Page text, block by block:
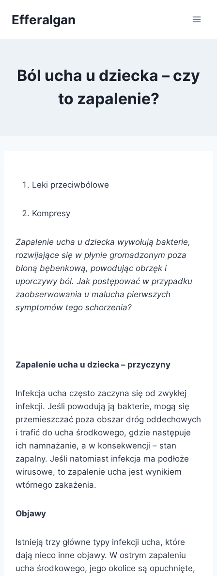
Efferalgan
Ból ucha u dziecka – czy
to zapalenie?
Leki przeciwbólowe
Kompresy
Zapalenie ucha u dziecka wywołują bakterie,
rozwijające się w płynie gromadzonym poza
błoną bębenkową, powodując obrzęk i
uporczywy ból. Jak postępować w przypadku
zaobserwowania u malucha pierwszych
symptomów tego schorzenia?
Zapalenie ucha u dziecka – przyczyny
Infekcja ucha często zaczyna się od zwykłej
infekcji. Jeśli powodują ją bakterie, mogą się
przemieszczać poza obszar dróg oddechowych
i trafić do ucha środkowego, gdzie następuje
ich namnażanie, a w konsekwencji – stan
zapalny. Jeśli natomiast infekcja ma podłoże
wirusowe, to zapalenie ucha jest wynikiem
wtórnego zakażenia.
Objawy
Istnieją trzy główne typy infekcji ucha, które
dają nieco inne objawy. W ostrym zapaleniu
ucha środkowego, jego okolice są opuchnięte,